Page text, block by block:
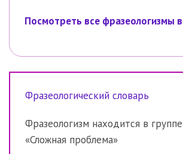
Посмотреть все фразеологизмы
Фразеологический словарь
Фразеологизм находится в
«Сложная проблема»